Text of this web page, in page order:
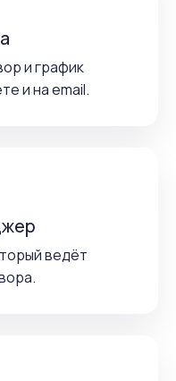
и график
и на email.
ведёт